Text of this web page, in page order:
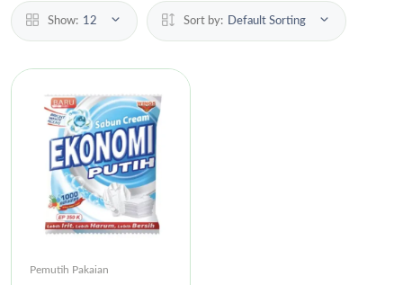
Show: 12 Sort by: Default Sorting
Pemutih Pakaian